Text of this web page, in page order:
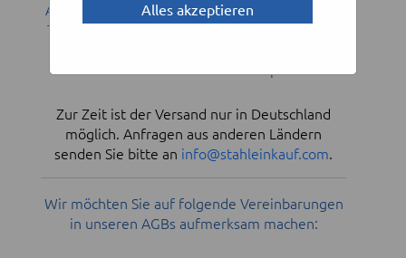
Alle aufgeführten Maße sind ca. Maße, sodass
Toleranzen bei den Reststücken möglich sind.
Zur Zeit ist der Versand nur in Deutschland
möglich. Anfragen aus anderen Ländern
senden Sie bitte an info@stahleinkauf.com.
Wir möchten Sie auf folgende Vereinbarungen
in unseren AGBs aufmerksam machen:
Alles akzeptieren